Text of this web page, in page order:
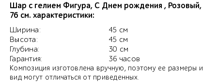
Шар с гелием Фигура, С Днем рождения , Розовый,
76 см. характеристики:
Ширина:
Высота:
Глубина:
Гарантия:
45 см
45 см
30 см
36 часов
Композиция изготовлена вручную, поэтому ее размеры и
вид могут отличаться от приведенных.